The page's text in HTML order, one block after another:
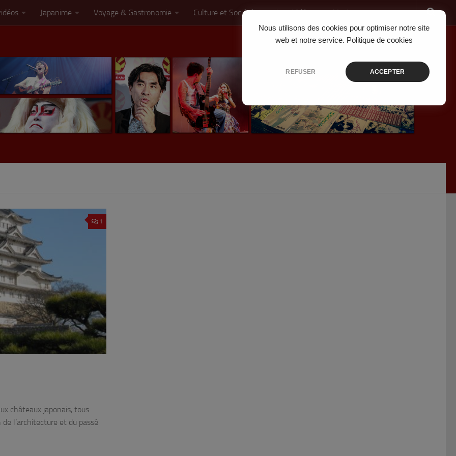
Nous utilisons des cookies pour optimiser notre site
web et notre service. Politique de cookies
REFUSER ACCEPTER
Japanime Voyage & Gastronomie Culture et Société Jeux Vidéo Musique
1
châteaux japonais, tous
l’architecture et du passé